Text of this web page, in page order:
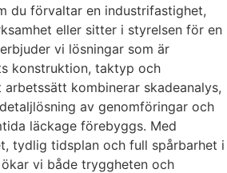
du förvaltar en industrifastighet,
eller sitter i styrelsen för en
vi lösningar som är
konstruktion, taktyp och
kombinerar skadeanalys,
av genomföringar och
läckage förebyggs. Med
tydlig tidsplan och full spårbarhet i
vi både tryggheten och